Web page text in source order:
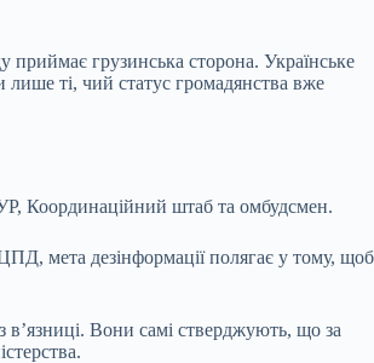
приймає грузинська сторона. Українське
лише ті, чий статус громадянства вже
Координаційний штаб та омбудсмен.
мета дезінформації полягає у тому, щоб
в’язниці. Вони самі стверджують, що за